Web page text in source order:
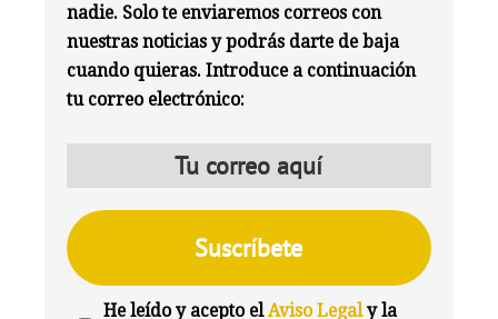
nadie. Solo te enviaremos correos con
nuestras noticias y podrás darte de baja
cuando quieras. Introduce a continuación
tu correo electrónico:
He leído y acepto elAviso Legaly la